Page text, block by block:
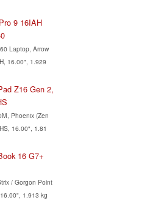
9 16IAH
Laptop, Arrow
16.00", 1.929
Z16 Gen 2,
Phoenix (Zen
16.00", 1.81
16 G7+
/ Gorgon Point
1.913 kg